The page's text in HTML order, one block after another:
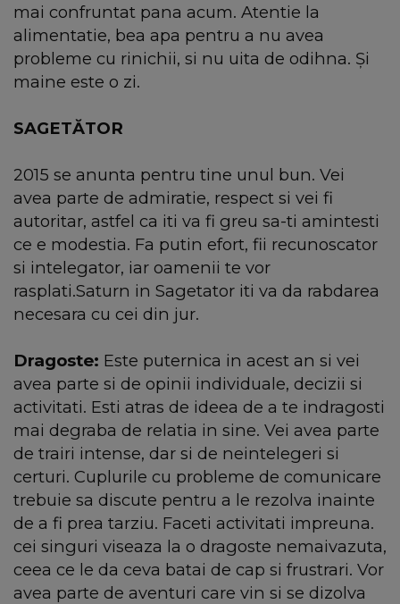
mai confruntat pana acum. Atentie la
alimentatie, bea apa pentru a nu avea
probleme cu rinichii, si nu uita de odihna. Şi
maine este o zi.
SAGETĂTOR
2015 se anunta pentru tine unul bun. Vei
avea parte de admiratie, respect si vei fi
autoritar, astfel ca iti va fi greu sa-ti amintesti
ce e modestia. Fa putin efort, fii recunoscator
si intelegator, iar oamenii te vor
rasplati.Saturn in Sagetator iti va da rabdarea
necesara cu cei din jur.
Dragoste: Este puternica in acest an si vei
avea parte si de opinii individuale, decizii si
activitati. Esti atras de ideea de a te indragosti
mai degraba de relatia in sine. Vei avea parte
de trairi intense, dar si de neintelegeri si
certuri. Cuplurile cu probleme de comunicare
trebuie sa discute pentru a le rezolva inainte
de a fi prea tarziu. Faceti activitati impreuna.
cei singuri viseaza la o dragoste nemaivazuta,
ceea ce le da ceva batai de cap si frustrari. Vor
avea parte de aventuri care vin si se dizolva